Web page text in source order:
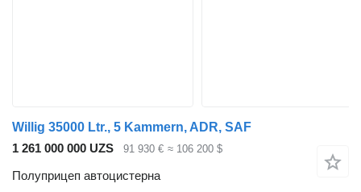
Willig 35000 Ltr., 5 Kammern, ADR, SAF
1 261 000 000 UZS
91 930 € ≈ 106 200 $
Полуприцеп автоцистерна